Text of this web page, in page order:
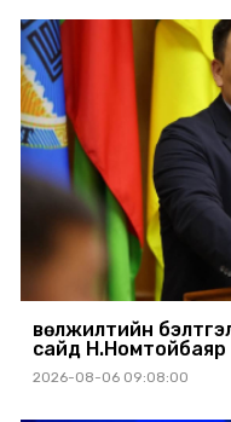
Өвөлжилтийн
сайд
2026-08-06 09:08:00